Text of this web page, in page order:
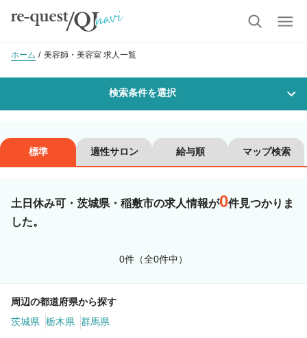
ホーム 美容師・美容室 求人一覧
検索条件を選択
沿線・駅を選択 市区町村を選択
稲敷市
美容師スタイリスト
カラーリスト
標準 適性サロン 給与順 マップ検索
土日休み可・茨城県・稲敷市の求人情報が0件見つかりま
した。
0件（全0件中）
周辺の都道府県から探す
茨城県
栃木県 群馬県